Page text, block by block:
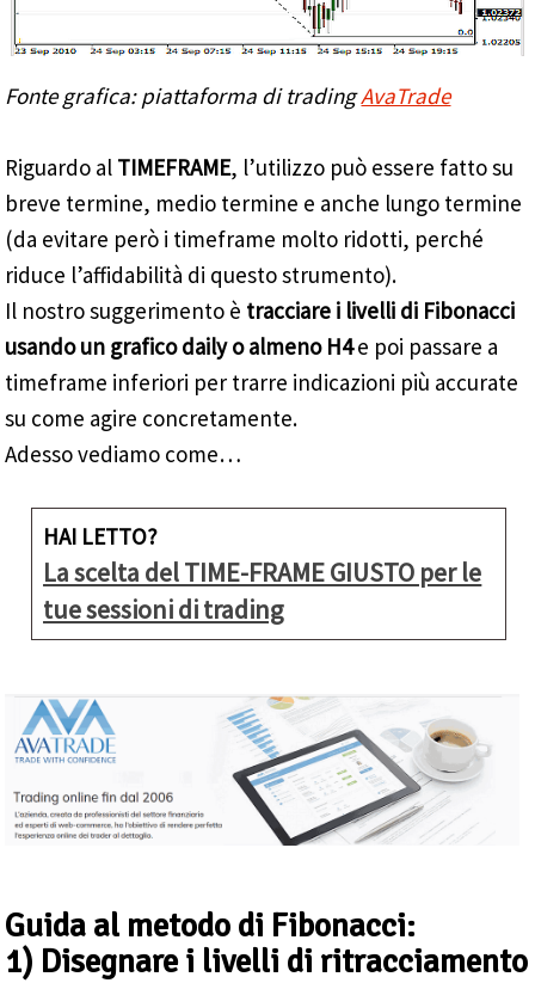
Fonte grafica: piattaforma di tradingAvaTrade
Riguardo al TIMEFRAME, l’utilizzo può essere fatto su
breve termine, medio termine e anche lungo termine
(da evitare però i timeframe molto ridotti, perché
riduce l’affidabilità di questo strumento).
Il nostro suggerimento è tracciare i livelli di Fibonacci
usando un grafico daily o almeno H4e poi passare a
timeframe inferiori per trarre indicazioni più accurate
su come agire concretamente.
Adesso vediamo come…
HAI LETTO?
La scelta del TIME-FRAME GIUSTO per le
tue sessioni di trading
Guida al metodo di Fibonacci:
1) Disegnare i livelli di ritracciamento